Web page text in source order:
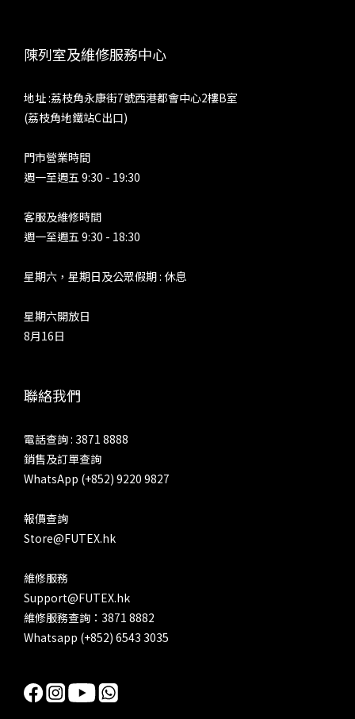
陳列室及維修服務中心
地址 :荔枝角永康街7號西港都會中心2樓B室
(荔枝角地鐵站C出口)
門市營業時間
週一至週五 9:30 - 19:30
客服及維修時間
週一至週五 9:30 - 18:30
星期六，星期日及公眾假期 : 休息
星期六開放日
8月16日
聯絡我們
電話查詢 : 3871 8888
銷售及訂單查詢
WhatsApp (+852) 9220 9827
報價查詢
Store@FUTEX.hk
維修服務
Support@FUTEX.hk
維修服務查詢：3871 8882
Whatsapp (+852) 6543 3035